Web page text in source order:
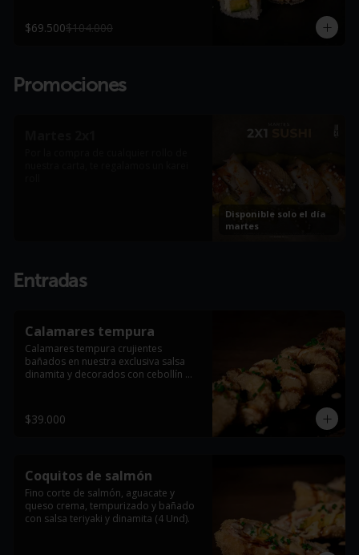
$69.500$104.000
Promociones
Disponible solo el día
martes
Entradas
Calamares tempura
Calamares tempura crujientes
bañados en nuestra exclusiva salsa
dinamita y decorados con cebollín
$39.000
Coquitos de salmón
Fino corte de salmón, aguacate y
queso crema, tempurizado y bañado
con salsa teriyaki y dinamita (4 Und).